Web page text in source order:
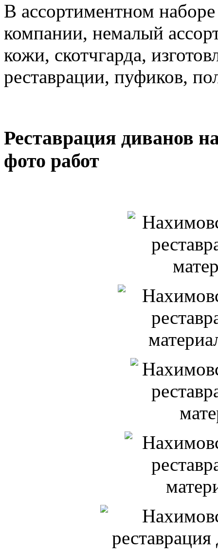
В ассортиментном
компании, немалый
кожи, скотчгарда,
реставрации, пуфиков,
Реставрация диванов
фото работ